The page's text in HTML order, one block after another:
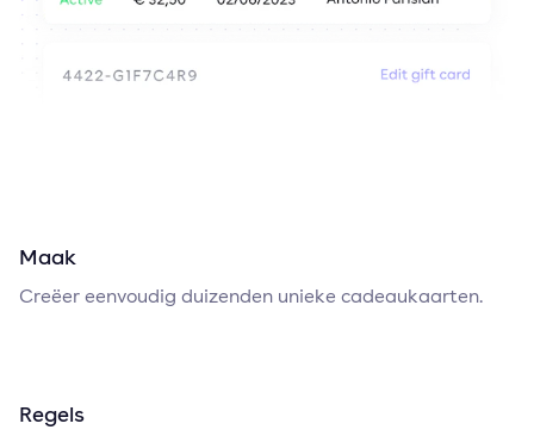
Maak
Creëer eenvoudig duizenden unieke cadeaukaarten.
Regels